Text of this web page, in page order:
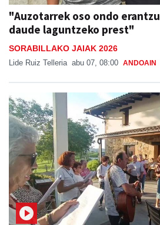
"Auzotarrek oso ondo
daude laguntzeko prest"
SORABILLAKO JAIAK 2026
Lide Ruiz Telleria abu 07, 08:00 ANDOAIN